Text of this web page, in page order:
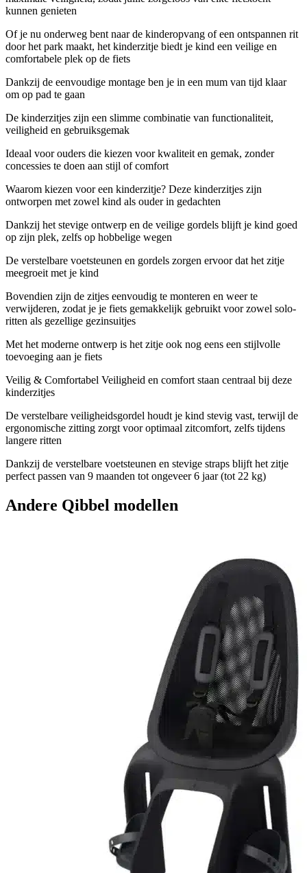
kunnen genieten
Of je nu onderweg bent naar de kinderopvang of een ontspannen rit
door het park maakt, het kinderzitje biedt je kind een veilige en
comfortabele plek op de fiets
Dankzij de eenvoudige montage ben je in een mum van tijd klaar
om op pad te gaan
De kinderzitjes zijn een slimme combinatie van functionaliteit,
veiligheid en gebruiksgemak
Ideaal voor ouders die kiezen voor kwaliteit en gemak, zonder
concessies te doen aan stijl of comfort
Waarom kiezen voor een kinderzitje? Deze kinderzitjes zijn
ontworpen met zowel kind als ouder in gedachten
Dankzij het stevige ontwerp en de veilige gordels blijft je kind goed
op zijn plek, zelfs op hobbelige wegen
De verstelbare voetsteunen en gordels zorgen ervoor dat het zitje
meegroeit met je kind
Bovendien zijn de zitjes eenvoudig te monteren en weer te
verwijderen, zodat je je fiets gemakkelijk gebruikt voor zowel solo-
ritten als gezellige gezinsuitjes
Met het moderne ontwerp is het zitje ook nog eens een stijlvolle
toevoeging aan je fiets
Veilig & Comfortabel Veiligheid en comfort staan centraal bij deze
kinderzitjes
De verstelbare veiligheidsgordel houdt je kind stevig vast, terwijl de
ergonomische zitting zorgt voor optimaal zitcomfort, zelfs tijdens
langere ritten
Dankzij de verstelbare voetsteunen en stevige straps blijft het zitje
perfect passen van 9 maanden tot ongeveer 6 jaar (tot 22 kg)
Andere Qibbel modellen